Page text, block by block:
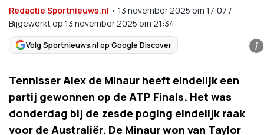
Redactie Sportnieuws.nl • 13 november 2025 om 17:07 /
Bijgewerkt op 13 november 2025 om 21:34
Volg Sportnieuws.nl op Google Discover i
Tennisser Alex de Minaur heeft eindelijk een
partij gewonnen op de ATP Finals. Het was
donderdag bij de zesde poging eindelijk raak
voor de Australiër. De Minaur won van Taylor